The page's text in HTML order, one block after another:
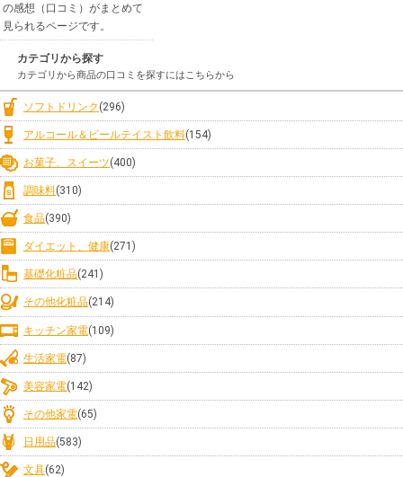
の感想（口コミ）がまとめて
見られるページです。
カテゴリから探す
カテゴリから商品の口コミを探すにはこちらから
ソフトドリンク (296)
アルコール＆ビールテイスト飲料(154)
お菓子、スイーツ(400)
調味料(310)
食品(390)
ダイエット、健康(271)
基礎化粧品(241)
その他化粧品(214)
キッチン家電(109)
生活家電(87)
美容家電(142)
その他家電(65)
日用品(583)
文具(62)